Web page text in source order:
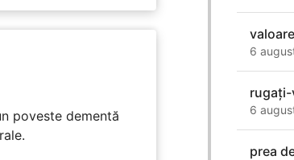
poveste dementă
6
rugaţi-
6
prea